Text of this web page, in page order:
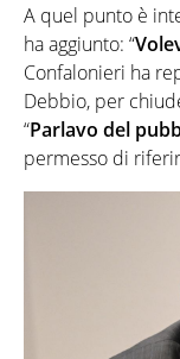
A quel punto è
ha aggiunto: “
Confalonieri ha
Debbio, per
“Parlavo del
permesso di